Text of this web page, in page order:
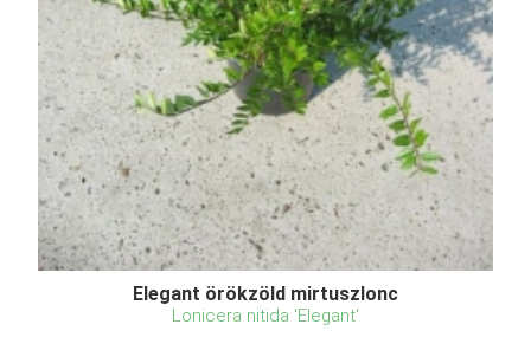
Elegant örökzöld mirtuszlonc
Lonicera nitida 'Elegant'